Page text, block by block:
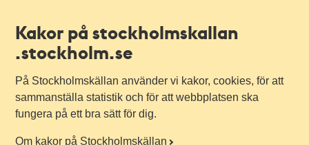
Kakor på stockholmskallan
.stockholm.se
På Stockholmskällan använder vi kakor, cookies, för att
sammanställa statistik och för att webbplatsen ska
fungera på ett bra sätt för dig.
Om kakor på Stockholmskällan